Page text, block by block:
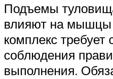
Подъемы
влияют на мышцы
комплекс требует
соблюдения
выполнения.